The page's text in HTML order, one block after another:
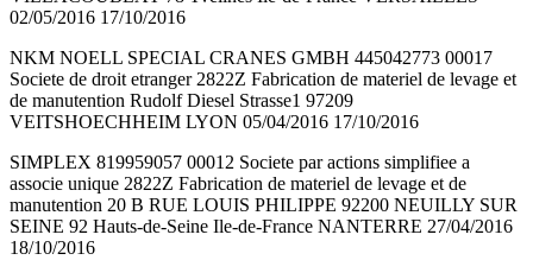
02/05/2016 17/10/2016
NKM NOELL SPECIAL CRANES GMBH 445042773 00017
Societe de droit etranger 2822Z Fabrication de materiel de levage et
de manutention Rudolf Diesel Strasse1 97209
VEITSHOECHHEIM LYON 05/04/2016 17/10/2016
SIMPLEX 819959057 00012 Societe par actions simplifiee a
associe unique 2822Z Fabrication de materiel de levage et de
manutention 20 B RUE LOUIS PHILIPPE 92200 NEUILLY SUR
SEINE 92 Hauts-de-Seine Ile-de-France NANTERRE 27/04/2016
18/10/2016